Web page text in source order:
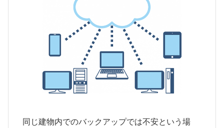
同じ建物内でのバックアップでは不安という場